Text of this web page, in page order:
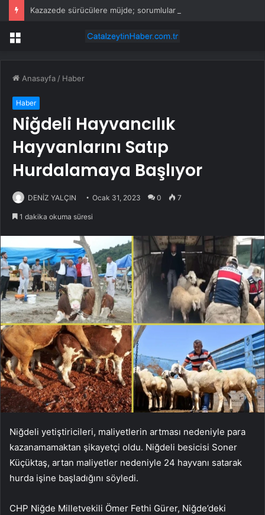
Menü
Anasayfa / Haber
Haber
Niğdeli Hayvancılık
Hayvanlarını Satıp
Hurdalamaya Başlıyor
DENİZ YALÇIN Ocak 31, 2023 0 7
1 dakika okuma süresi
Niğdeli yetiştiricileri, maliyetlerin artması nedeniyle para
kazanamamaktan şikayetçi oldu. Niğdeli besicisi Soner
Küçüktaş, artan maliyetler nedeniyle 24 hayvanı satarak
hurda işine başladığını söyledi.
CHP Niğde Milletvekili Ömer Fethi Gürer, Niğde’deki